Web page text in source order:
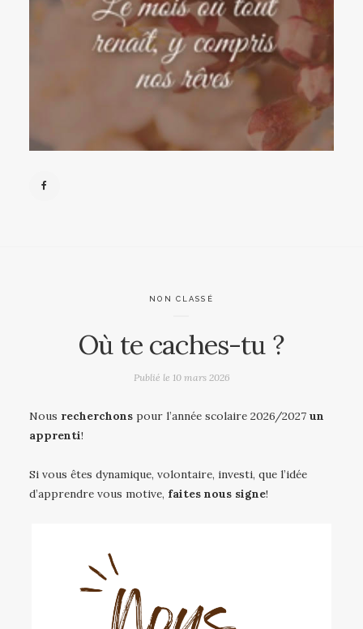
NON CLASSÉ
Où te caches-tu ?
Publié le 10 mars 2026
Nous recherchons pour l’année scolaire 2026/2027 un
apprenti!
Si vous êtes dynamique, volontaire, investi, que l’idée
d’apprendre vous motive, faites nous signe!